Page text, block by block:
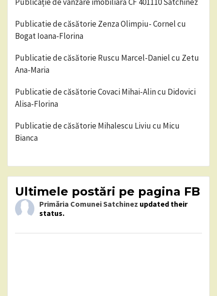
Publicatie de căsătorie Zenza Olimpiu- Cornel cu
Bogat Ioana-Florina
Publicatie de căsătorie Ruscu Marcel-Daniel cu Zetu
Ana-Maria
Publicatie de căsătorie Covaci Mihai-Alin cu Didovici
Alisa-Florina
Publicatie de căsătorie Mihalescu Liviu cu Micu
Bianca
Ultimele postări pe pagina FB
Primăria Comunei Satchinez updated their
status.